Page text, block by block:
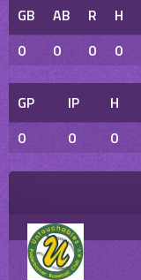
GB AB R H
0
0 0 0
GP IP H
0
0 0